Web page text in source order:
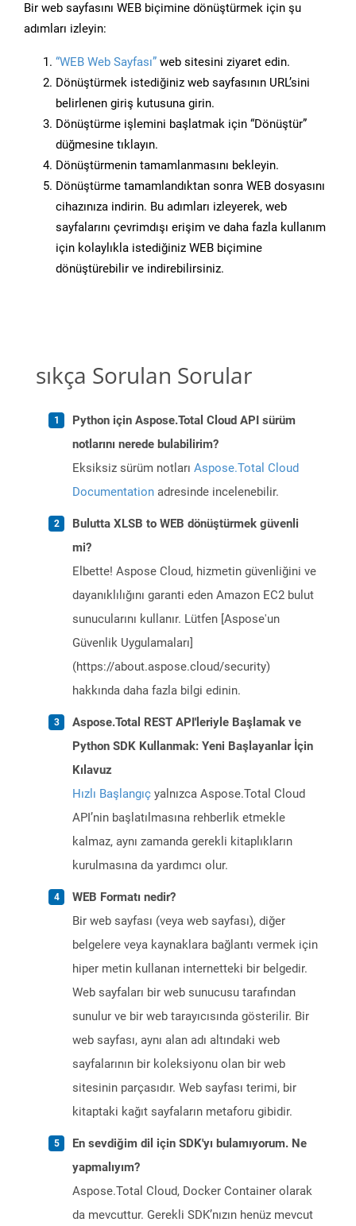
Bir web sayfasını WEB biçimine dönüştürmek için şu
adımları izleyin:
“WEB Web Sayfası” web sitesini ziyaret edin.
Dönüştürmek istediğiniz web sayfasının URL’sini
belirlenen giriş kutusuna girin.
Dönüştürme işlemini başlatmak için “Dönüştür”
düğmesine tıklayın.
Dönüştürmenin tamamlanmasını bekleyin.
Dönüştürme tamamlandıktan sonra WEB dosyasını
cihazınıza indirin. Bu adımları izleyerek, web
sayfalarını çevrimdışı erişim ve daha fazla kullanım
için kolaylıkla istediğiniz WEB biçimine
dönüştürebilir ve indirebilirsiniz.
sıkça Sorulan Sorular
Python için Aspose.Total Cloud API sürüm
notlarını nerede bulabilirim?
Eksiksiz sürüm notları Aspose.Total Cloud
Documentation adresinde incelenebilir.
Bulutta XLSB to WEB dönüştürmek güvenli
mi?
Elbette! Aspose Cloud, hizmetin güvenliğini ve
dayanıklılığını garanti eden Amazon EC2 bulut
sunucularını kullanır. Lütfen [Aspose'un
Güvenlik Uygulamaları]
(https://about.aspose.cloud/security)
hakkında daha fazla bilgi edinin.
Aspose.Total REST API'leriyle Başlamak ve
Python SDK Kullanmak: Yeni Başlayanlar İçin
Kılavuz
Hızlı Başlangıç yalnızca Aspose.Total Cloud
API’nin başlatılmasına rehberlik etmekle
kalmaz, aynı zamanda gerekli kitaplıkların
kurulmasına da yardımcı olur.
WEB Formatı nedir?
Bir web sayfası (veya web sayfası), diğer
belgelere veya kaynaklara bağlantı vermek için
hiper metin kullanan internetteki bir belgedir.
Web sayfaları bir web sunucusu tarafından
sunulur ve bir web tarayıcısında gösterilir. Bir
web sayfası, aynı alan adı altındaki web
sayfalarının bir koleksiyonu olan bir web
sitesinin parçasıdır. Web sayfası terimi, bir
kitaptaki kağıt sayfaların metaforu gibidir.
En sevdiğim dil için SDK'yı bulamıyorum. Ne
yapmalıyım?
Aspose.Total Cloud, Docker Container olarak
da mevcuttur. Gerekli SDK’nızın henüz mevcut